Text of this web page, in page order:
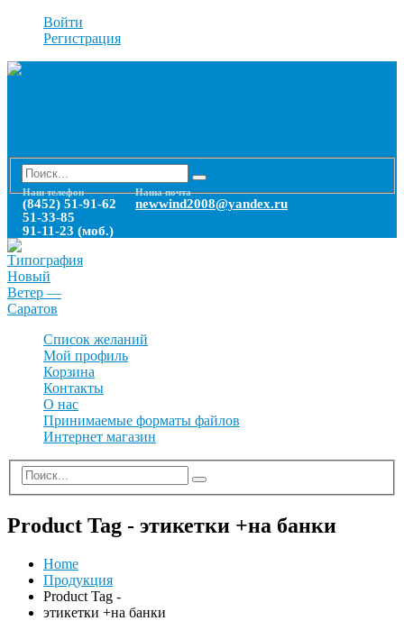
Войти
Регистрация
Наш телефон
(8452) 51-91-62
51-33-85
91-11-23 (моб.)
Наша почта
newwind2008@yandex.ru
Список желаний
Мой профиль
Корзина
Контакты
О нас
Принимаемые форматы файлов
Интернет магазин
Product Tag - этикетки +на банки
Home
Продукция
Product Tag -
этикетки +на банки